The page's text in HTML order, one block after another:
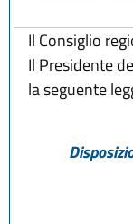
Il Consiglio
Il Presidente
la seguente